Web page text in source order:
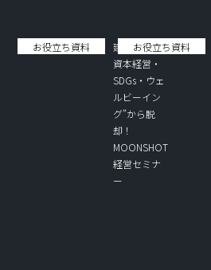
お役立ち資料
建前の“人的
資本経営・
SDGs・ウェ
ルビーイン
グ”から脱
却！
MOONSHOT
経営セミナ
ー
お役立ち資料